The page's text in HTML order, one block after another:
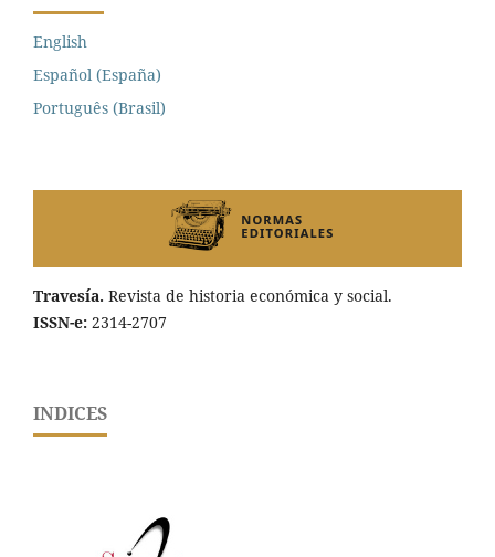
English
Español (España)
Português (Brasil)
Travesía. Revista de historia económica y social.
ISSN-e: 2314-2707
INDICES